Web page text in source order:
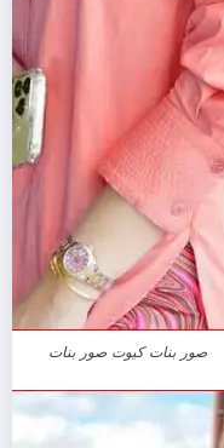
صور بنات كيوت صور بنات